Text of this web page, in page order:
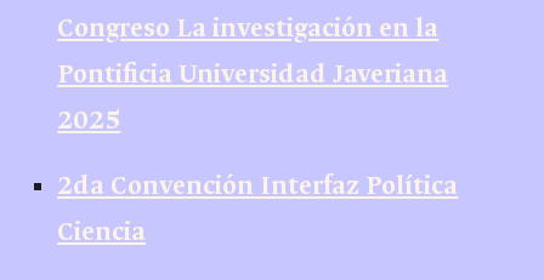
Congreso La investigación en la
Pontificia Universidad Javeriana
2025
2da Convención Interfaz Política
Ciencia